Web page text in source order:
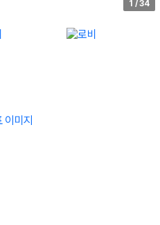
1 /34